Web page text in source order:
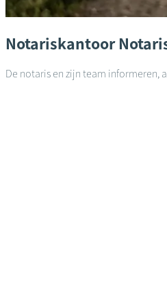
Notariskantoor
De notaris en zijn team informeren,